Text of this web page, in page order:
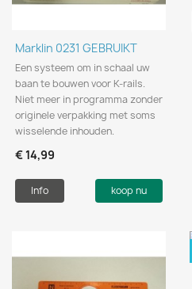
Marklin 0231 GEBRUIKT
Een systeem om in schaal uw
baan te bouwen voor K-rails.
Niet meer in programma zonder
originele verpakking met soms
wisselende inhouden.
€ 14,99
Info koop nu